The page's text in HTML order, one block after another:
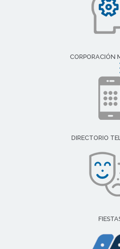
CORPORACIÓN
DIRECTORIO